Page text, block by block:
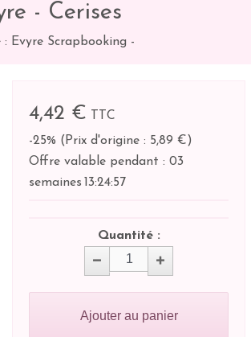
- Cerises
: Evyre Scrapbooking -
4,42 €
TTC
-25% ( Prix d'origine : 5,89 €)
Offre valable pendant : 03
semaines 13:24:57
Quantité :
Ajouter au panier